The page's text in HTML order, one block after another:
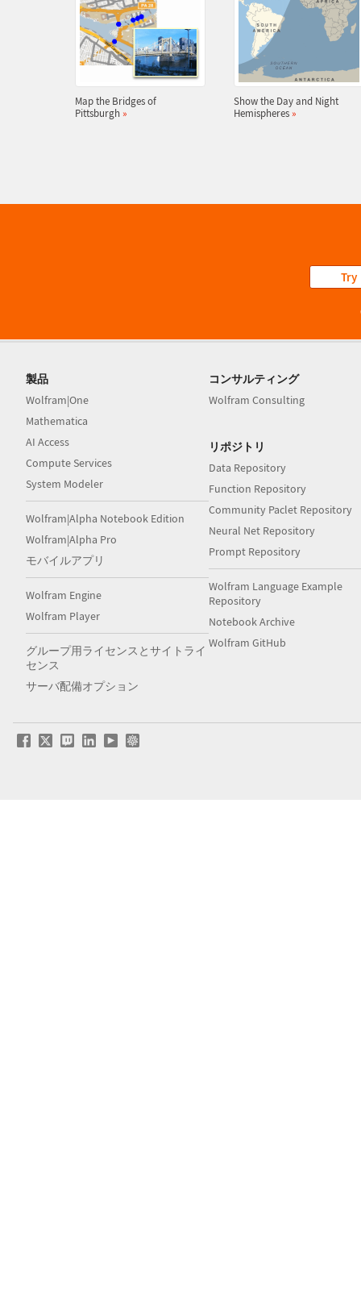
Map the Bridges of
Pittsburgh »
Show the Day and Night
Hemispheres »
Try
製品
Wolfram|One
Mathematica
AI Access
Compute Services
System Modeler
Wolfram|Alpha Notebook Edition
Wolfram|Alpha Pro
モバイルアプリ
Wolfram Engine
Wolfram Player
グループ用ライセンスとサイトライ
センス
サーバ配備オプション
コンサルティング
Wolfram Consulting
リポジトリ
Data Repository
Function Repository
Community Paclet Repository
Neural Net Repository
Prompt Repository
Wolfram Language Example
Repository
Notebook Archive
Wolfram GitHub